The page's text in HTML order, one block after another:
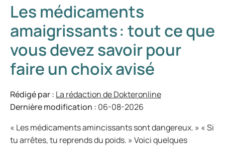
Les médicaments
amaigrissants : tout ce que
vous devez savoir pour
faire un choix avisé
Rédigé par : La rédaction de Dokteronline
Dernière modification : 06-08-2026
« Les médicaments amincissants sont dangereux. » « Si
tu arrêtes, tu reprends du poids. » Voici quelques